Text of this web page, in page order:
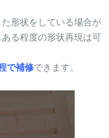
形状をしている場合が
る程度の形状再現は可
で補修できます。